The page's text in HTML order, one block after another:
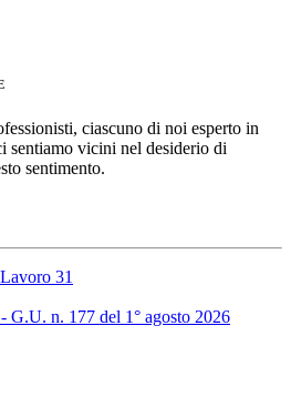
ciascuno di noi esperto in
sentiamo vicini nel desiderio di
sentimento.
31
G.U. n. 177 del 1° agosto 2026